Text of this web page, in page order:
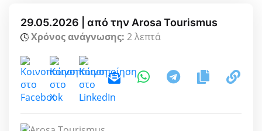
29.05.2026 | από την Arosa Tourismus
Χρόνος ανάγνωσης: 2 λεπτά